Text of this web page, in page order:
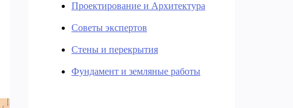
Проектирование и Архитектура
Советы экспертов
Стены и перекрытия
Фундамент и земляные работы